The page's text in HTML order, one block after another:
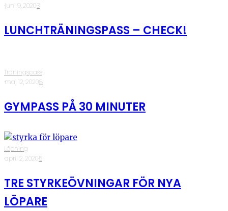
·juni 9, 2020·3
LUNCHTRÄNINGSPASS – CHECK!
Träningspass
·maj 12, 2020·8
GYMPASS PÅ 30 MINUTER
Löpning
·april 2, 2020·5
TRE STYRKEÖVNINGAR FÖR NYA
LÖPARE